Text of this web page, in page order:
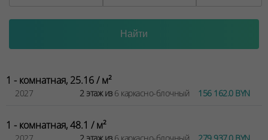
1 - комнатная, 25.16 / м²
2027 2 этаж из6 каркасно-блочный 156 162.0 BYN
1 - комнатная, 48.1 / м²
2027 2 этаж из6 каркасно-блочный 279 937.0 BYN